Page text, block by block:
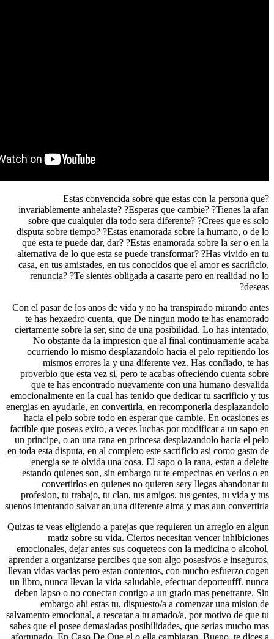
?Estas convencida sobre que estas
invariablemente anhelaste? ?Esperas que
sobre que cualquier dia todo sera diferente?
disputa sobre tiempo? ?Estas enamorada sobre
que esta te puede dar, dar? ?Estas enamorada
alternativa de lo que esta se puede
casa, en tus amistades, en tus conocidos que
renuncia? ?Te sientes obligada a casarte
Con el pasar de los anos de vida y no ha
te has hexaedro cuenta, que De ningun
ciertamente sobre la ser, sino de una posibilidad.
No obstante da la impresion que al final
ocurriendo lo mismo desplazandolo hacia el
mismos errores la y una diferente vez.
proverbio que esta vez si, pero te acabas
que te has encontrado nuevamente con
emocionalmente en la cual has tenido que
energias en ayudarle, en convertirla, en
hacia el pelo sobre todo en esperar que
factible que poseas exito, a veces luchas por
un principe, o an una rana en princesa
en toda esta disputa, en al completo este
energia se te olvida una cosa. El sapo o la
estando quienes son, sin embargo tu te
convertirlos en quienes no quieren sery
profesion, tu trabajo, tu clan, tus amigos, tus
suenos intentando salvar an una diferente alma y
Quizas te veas eligiendo a parejas que requieren
matiz sobre su vida. Ciertos necesitan
emocionales, dejar antes sus coqueteos con la
aprender a organizarse percibes que son algo
llevan vidas vacias pero estan contentos, con
un libro, nunca llevan la vida saludable, efectuar
deben lapso o no conectan contigo a un grado
embargo ahi estas tu, dispuesto/a a
salvamento emocional, a rescatar a tu amado/a,
sabes que el posee demasiadas posibilidades,
afortunado, En Caso De Que el o ella